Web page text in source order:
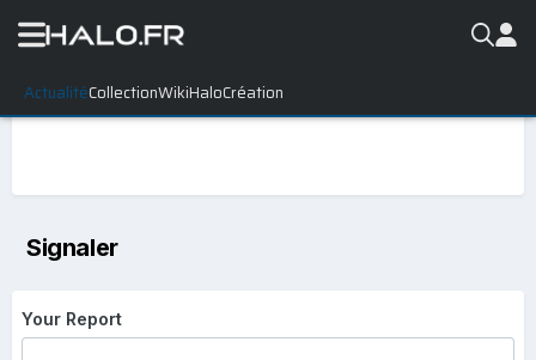
ActualitéCollectionWikiHaloCréation
Signaler
Your Report